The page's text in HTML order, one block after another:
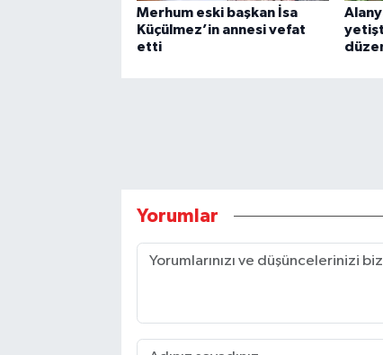
Merhum eski başkan İsa
Küçülmez’in annesi vefat
etti
Yorumlar